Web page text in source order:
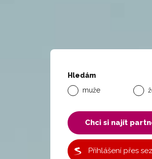
Hledám
muže
Chci si najít
Přihlášení přes